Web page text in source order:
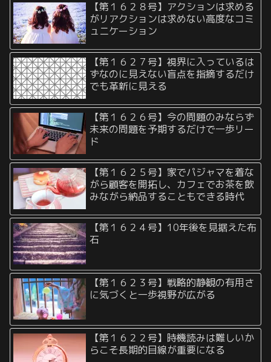
【第１６２８号】アクションは求める
がリアクションは求めない高度なコミ
ュニケーション
【第１６２７号】視界に入っているは
ずなのに見えない盲点を指摘するだけ
でも革新に見える
【第１６２６号】今の問題のみならず
未来の問題を予期するだけで一歩リー
ド
【第１６２５号】家でパジャマを着な
がら顧客を開拓し、カフェでお茶を飲
みながら納品することもできる時代
【第１６２４号】10年後を見据えた布
石
【第１６２３号】戦略的静観の有用さ
に気づくと一歩視野が広がる
【第１６２２号】時機読みは難しいか
らこそ長期的目線が重要になる